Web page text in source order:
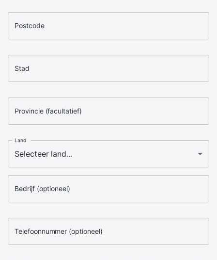
Postcode
Stad
Provincie (facultatief)
Land
Bedrijf (optioneel)
Telefoonnummer (optioneel)